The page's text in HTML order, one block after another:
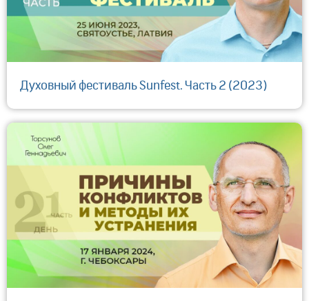
Духовный фестиваль Sunfest. Часть 2 (2023)